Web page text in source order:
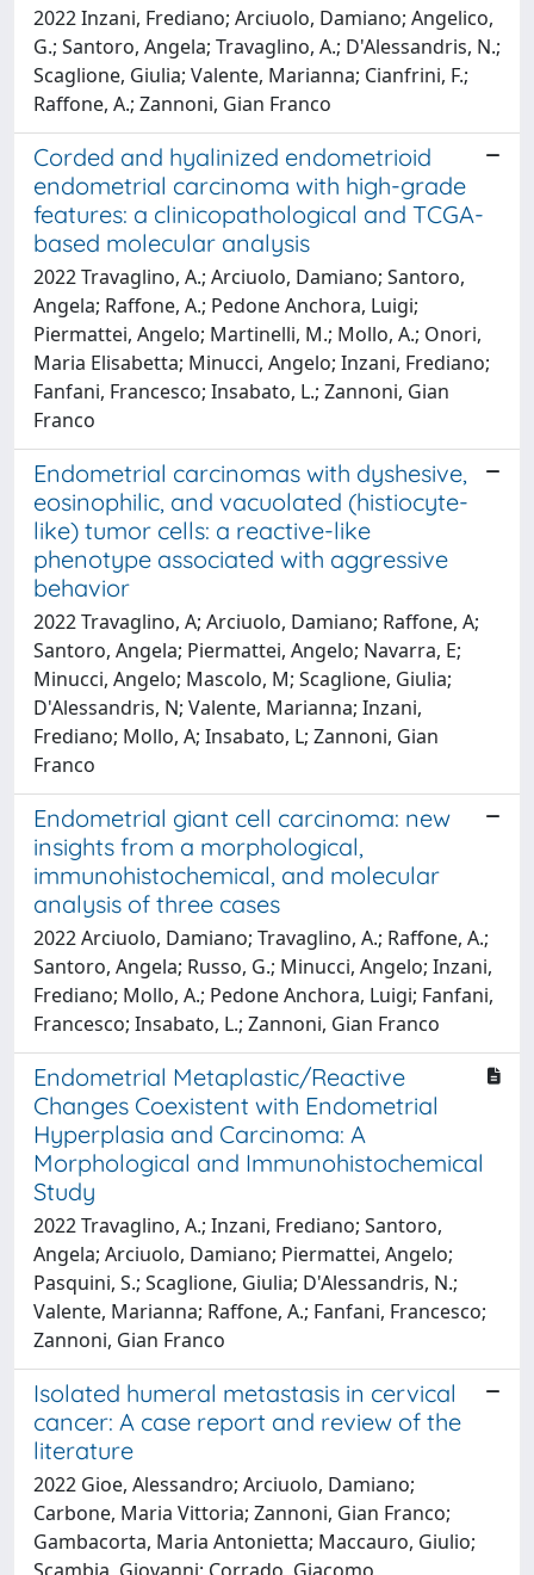
2022 Inzani, Frediano; Arciuolo, Damiano; Angelico,
G.; Santoro, Angela; Travaglino, A.; D'Alessandris, N.;
Scaglione, Giulia; Valente, Marianna; Cianfrini, F.;
Raffone, A.; Zannoni, Gian Franco
Corded and hyalinized endometrioid
endometrial carcinoma with high-grade
features: a clinicopathological and TCGA-
based molecular analysis
2022 Travaglino, A.; Arciuolo, Damiano; Santoro,
Angela; Raffone, A.; Pedone Anchora, Luigi;
Piermattei, Angelo; Martinelli, M.; Mollo, A.; Onori,
Maria Elisabetta; Minucci, Angelo; Inzani, Frediano;
Fanfani, Francesco; Insabato, L.; Zannoni, Gian
Franco
Endometrial carcinomas with dyshesive,
eosinophilic, and vacuolated (histiocyte-
like) tumor cells: a reactive-like
phenotype associated with aggressive
behavior
2022 Travaglino, A; Arciuolo, Damiano; Raffone, A;
Santoro, Angela; Piermattei, Angelo; Navarra, E;
Minucci, Angelo; Mascolo, M; Scaglione, Giulia;
D'Alessandris, N; Valente, Marianna; Inzani,
Frediano; Mollo, A; Insabato, L; Zannoni, Gian
Franco
Endometrial giant cell carcinoma: new
insights from a morphological,
immunohistochemical, and molecular
analysis of three cases
2022 Arciuolo, Damiano; Travaglino, A.; Raffone, A.;
Santoro, Angela; Russo, G.; Minucci, Angelo; Inzani,
Frediano; Mollo, A.; Pedone Anchora, Luigi; Fanfani,
Francesco; Insabato, L.; Zannoni, Gian Franco
Endometrial Metaplastic/Reactive
Changes Coexistent with Endometrial
Hyperplasia and Carcinoma: A
Morphological and Immunohistochemical
Study
2022 Travaglino, A.; Inzani, Frediano; Santoro,
Angela; Arciuolo, Damiano; Piermattei, Angelo;
Pasquini, S.; Scaglione, Giulia; D'Alessandris, N.;
Valente, Marianna; Raffone, A.; Fanfani, Francesco;
Zannoni, Gian Franco
Isolated humeral metastasis in cervical
cancer: A case report and review of the
literature
2022 Gioe, Alessandro; Arciuolo, Damiano;
Carbone, Maria Vittoria; Zannoni, Gian Franco;
Gambacorta, Maria Antonietta; Maccauro, Giulio;